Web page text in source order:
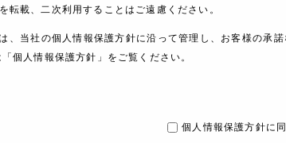
転載、二次利用することはご遠慮ください。
、当社の個人情報保護方針に沿って管理し、お客様の承
個人情報保護方針」をご覧ください。
個人情報保護方針に